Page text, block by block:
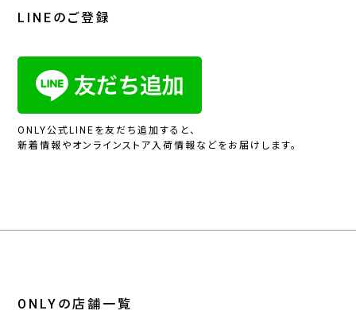
LINEのご登録
ONLY公式LINEを友だち追加すると、
新着情報やオンラインストア入荷情報などをお届けします。
ONLYの店舗一覧